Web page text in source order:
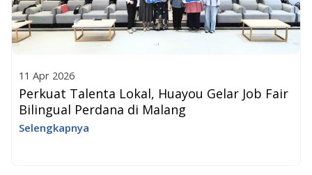
11 Apr 2026
Perkuat Talenta Lokal, Huayou Gelar Job Fair
Bilingual Perdana di Malang
Selengkapnya